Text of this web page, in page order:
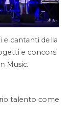
e cantanti della
e concorsi
Music.
talento come